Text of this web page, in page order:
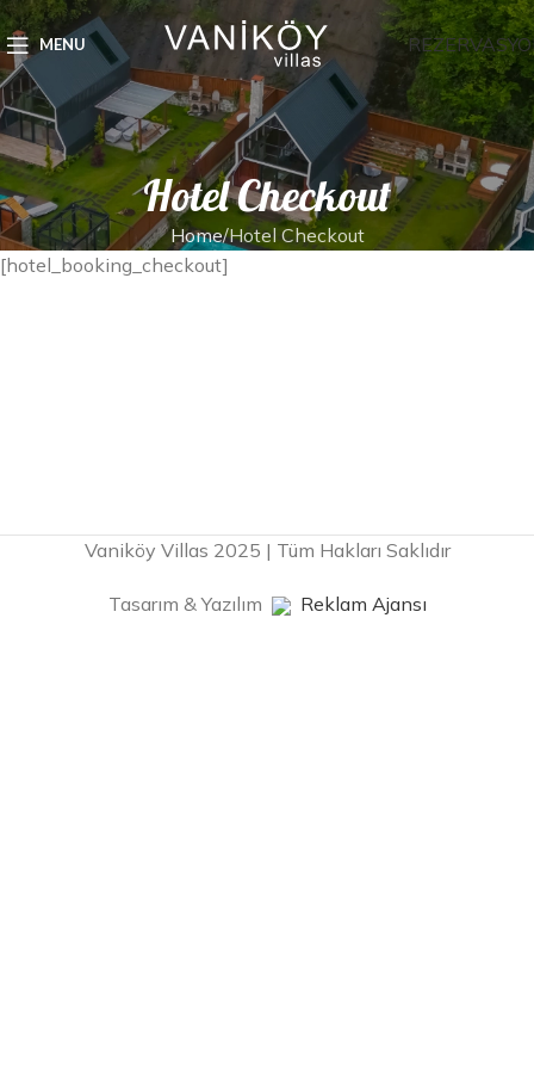
MENU
Hotel Checkout
Home Hotel Checkout
[hotel_booking_checkout]
Vaniköy Villas 2025 | Tüm Hakları Saklıdır
Tasarım & Yazılım Reklam Ajansı